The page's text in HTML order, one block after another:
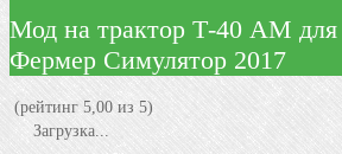
Мод на трактор Т-40 АМ для
Фермер Симулятор 2017
(рейтинг 5,00 из 5)
Загрузка...